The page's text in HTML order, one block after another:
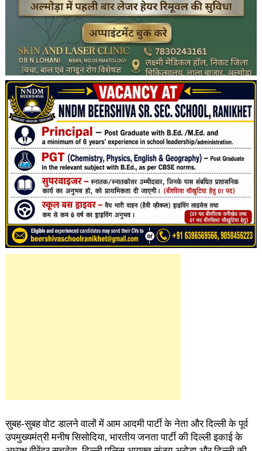
सुबह-सुबह वोट डालने वालों में आम आदमी पार्टी के नेता और दिल्ली के पूर्व
उपमुख्यमंत्री मनीष सिसोदिया, भारतीय जनता पार्टी की दिल्ली इकाई के